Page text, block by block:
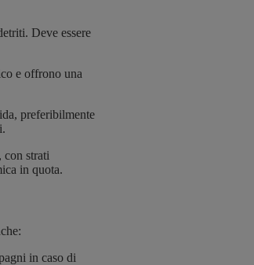
Deve essere
e offrono una
preferibilmente
con strati
in quota.
in caso di